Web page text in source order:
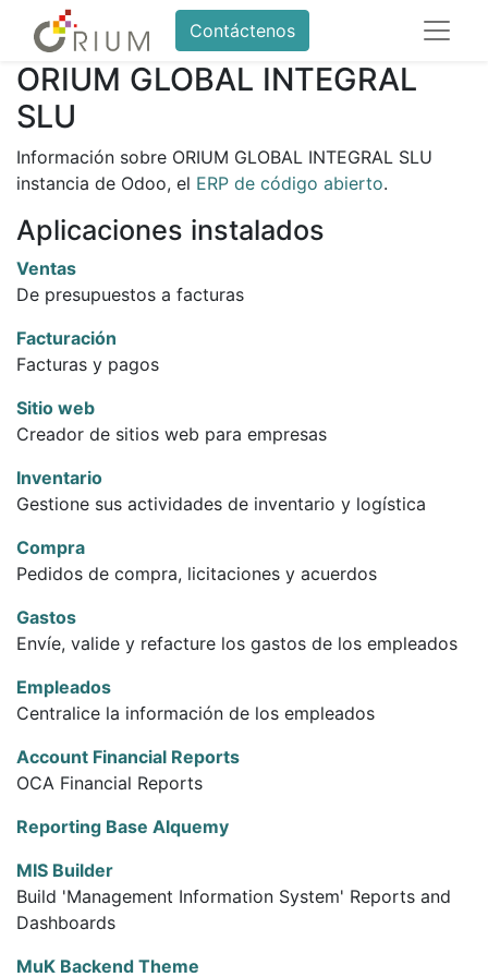
Contáctenos
ORIUM GLOBAL INTEGRAL
SLU
Información sobre ORIUM GLOBAL INTEGRAL SLU
instancia de Odoo, el ERP de código abierto.
Aplicaciones instalados
Ventas
De presupuestos a facturas
Facturación
Facturas y pagos
Sitio web
Creador de sitios web para empresas
Inventario
Gestione sus actividades de inventario y logística
Compra
Pedidos de compra, licitaciones y acuerdos
Gastos
Envíe, valide y refacture los gastos de los empleados
Empleados
Centralice la información de los empleados
Account Financial Reports
OCA Financial Reports
Reporting Base Alquemy
MIS Builder
Build 'Management Information System' Reports and
Dashboards
MuK Backend Theme